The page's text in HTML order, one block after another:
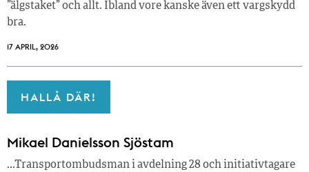
”älgstaket” och allt. Ibland vore kanske även ett vargskydd
bra.
17 APRIL, 2026
HALLÅ DÄR!
Mikael Danielsson Sjöstam
…Transportombudsman i avdelning 28 och initiativtagare